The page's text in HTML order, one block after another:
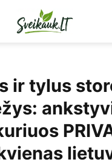
ir tylus